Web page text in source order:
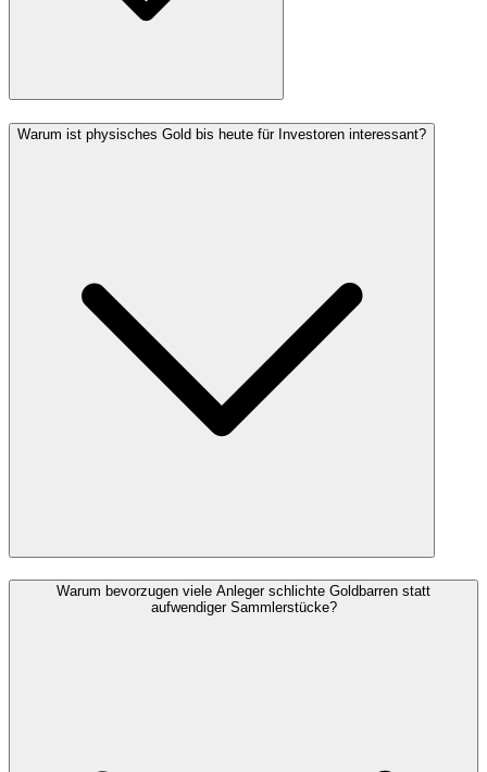
Warum ist physisches Gold bis heute für Investoren interessant?
Warum bevorzugen viele Anleger schlichte Goldbarren statt
aufwendiger Sammlerstücke?